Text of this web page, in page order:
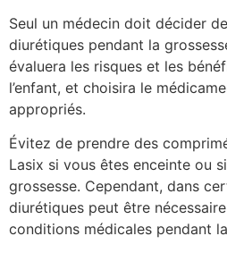
Seul un médecin doit décider
diurétiques pendant la
évaluera les risques et les
l’enfant, et choisira le
appropriés.
Évitez de prendre des
Lasix si vous êtes enceinte ou
grossesse. Cependant, dans
diurétiques peut être
conditions médicales pendant